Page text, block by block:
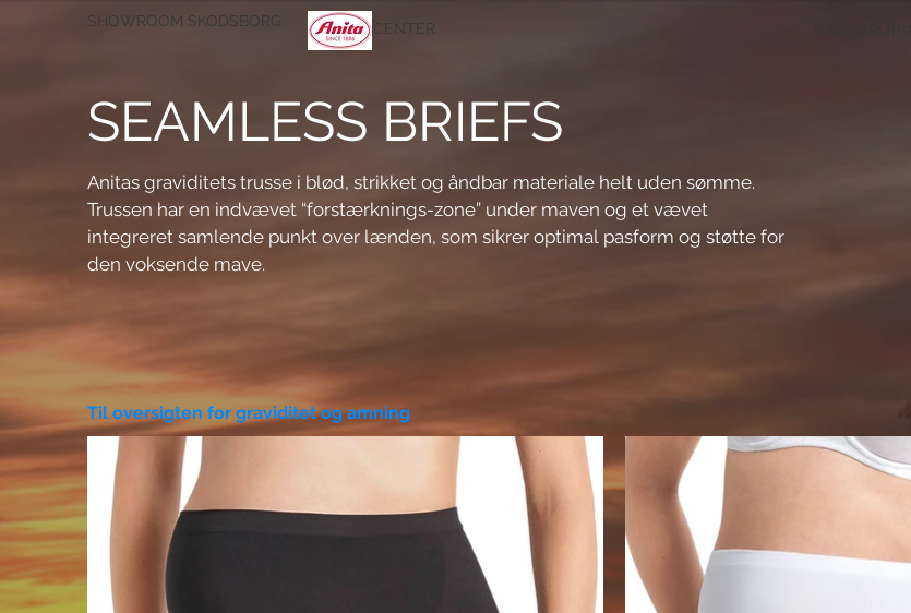
CENTER
SHOWROOM SKODSBORG
SEAMLESS BRIEFS
Anitas graviditets trusse i blød, strikket og åndbar materiale helt uden sømme.
Trussen har en indvævet “forstærknings-zone” under maven og et vævet
integreret samlende punkt over lænden, som sikrer optimal pasform og støtte for
den voksende mave.
Til oversigten for graviditet og amning